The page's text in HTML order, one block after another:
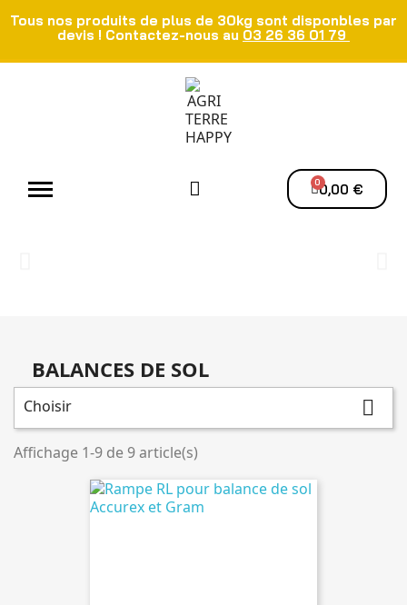
Tous nos produits de plus de 30kg sont disponbles par
devis ! Contactez-nous au 03 26 36 01 79
0,00 €
BALANCES DE SOL
Choisir 
Affichage 1-9 de 9 article(s)